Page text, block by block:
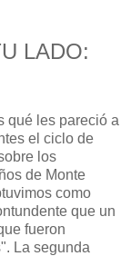
LADO:
qué les pareció a
el ciclo de
los
de Monte
como
que un
fueron
La segunda